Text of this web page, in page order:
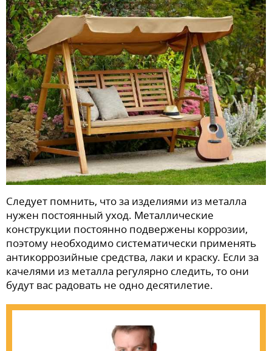
Следует помнить, что за изделиями из металла
нужен постоянный уход. Металлические
конструкции постоянно подвержены коррозии,
поэтому необходимо систематически применять
антикоррозийные средства, лаки и краску. Если за
качелями из металла регулярно следить, то они
будут вас радовать не одно десятилетие.